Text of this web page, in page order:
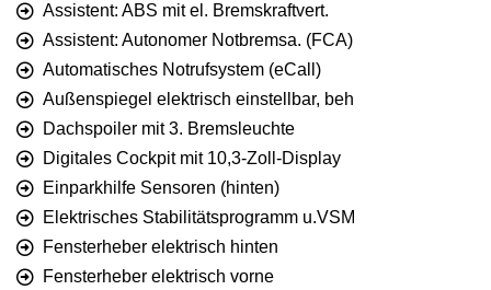
Assistent: ABS mit el. Bremskraftvert.
Assistent: Autonomer Notbremsa. (FCA)
Automatisches Notrufsystem (eCall)
Außenspiegel elektrisch einstellbar, beh
Dachspoiler mit 3. Bremsleuchte
Digitales Cockpit mit 10,3-Zoll-Display
Einparkhilfe Sensoren (hinten)
Elektrisches Stabilitätsprogramm u.VSM
Fensterheber elektrisch hinten
Fensterheber elektrisch vorne